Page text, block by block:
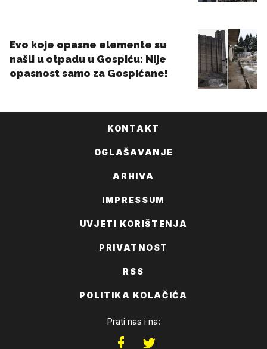
KONTAKT
OGLAŠAVANJE
ARHIVA
IMPRESSUM
UVJETI KORIŠTENJA
PRIVATNOST
RSS
POLITIKA KOLAČIĆA
Prati nas i na: